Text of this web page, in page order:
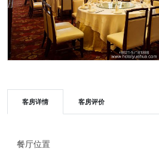
客房详情 客房评价
餐厅位置